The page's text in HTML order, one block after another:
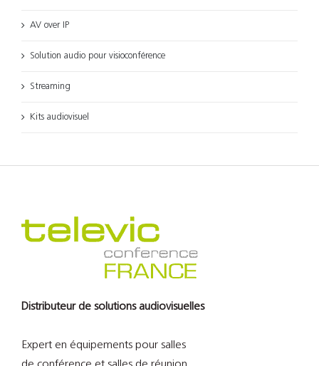
AV over IP
Solution audio pour visioconférence
Streaming
Kits audiovisuel
Distributeur de solutions audiovisuelles
Expert en équipements pour salles